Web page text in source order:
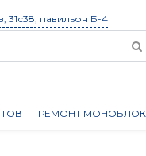
31с38, павильон Б-4
РЕМОНТ